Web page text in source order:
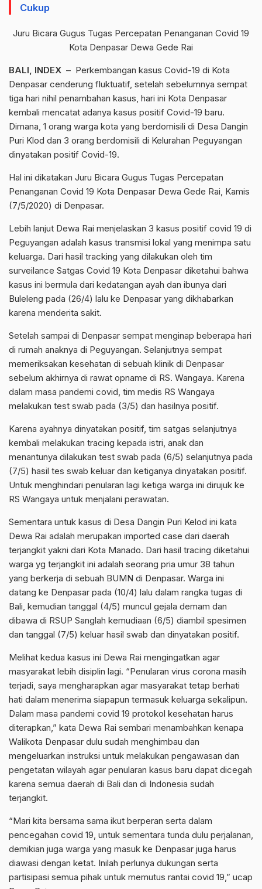
Cukup
Juru Bicara Gugus Tugas Percepatan Penanganan Covid 19
Kota Denpasar Dewa Gede Rai
BALI, INDEX – Perkembangan kasus Covid-19 di Kota
Denpasar cenderung fluktuatif, setelah sebelumnya sempat
tiga hari nihil penambahan kasus, hari ini Kota Denpasar
kembali mencatat adanya kasus positif Covid-19 baru.
Dimana, 1 orang warga kota yang berdomisili di Desa Dangin
Puri Klod dan 3 orang berdomisili di Kelurahan Peguyangan
dinyatakan positif Covid-19.
Hal ini dikatakan Juru Bicara Gugus Tugas Percepatan
Penanganan Covid 19 Kota Denpasar Dewa Gede Rai, Kamis
(7/5/2020) di Denpasar.
Lebih lanjut Dewa Rai menjelaskan 3 kasus positif covid 19 di
Peguyangan adalah kasus transmisi lokal yang menimpa satu
keluarga. Dari hasil tracking yang dilakukan oleh tim
surveilance Satgas Covid 19 Kota Denpasar diketahui bahwa
kasus ini bermula dari kedatangan ayah dan ibunya dari
Buleleng pada (26/4) lalu ke Denpasar yang dikhabarkan
karena menderita sakit.
Setelah sampai di Denpasar sempat menginap beberapa hari
di rumah anaknya di Peguyangan. Selanjutnya sempat
memeriksakan kesehatan di sebuah klinik di Denpasar
sebelum akhirnya di rawat opname di RS. Wangaya. Karena
dalam masa pandemi covid, tim medis RS Wangaya
melakukan test swab pada (3/5) dan hasilnya positif.
Karena ayahnya dinyatakan positif, tim satgas selanjutnya
kembali melakukan tracing kepada istri, anak dan
menantunya dilakukan test swab pada (6/5) selanjutnya pada
(7/5) hasil tes swab keluar dan ketiganya dinyatakan positif.
Untuk menghindari penularan lagi ketiga warga ini dirujuk ke
RS Wangaya untuk menjalani perawatan.
Sementara untuk kasus di Desa Dangin Puri Kelod ini kata
Dewa Rai adalah merupakan imported case dari daerah
terjangkit yakni dari Kota Manado. Dari hasil tracing diketahui
warga yg terjangkit ini adalah seorang pria umur 38 tahun
yang berkerja di sebuah BUMN di Denpasar. Warga ini
datang ke Denpasar pada (10/4) lalu dalam rangka tugas di
Bali, kemudian tanggal (4/5) muncul gejala demam dan
dibawa di RSUP Sanglah kemudiaan (6/5) diambil spesimen
dan tanggal (7/5) keluar hasil swab dan dinyatakan positif.
Melihat kedua kasus ini Dewa Rai mengingatkan agar
masyarakat lebih disiplin lagi. “Penularan virus corona masih
terjadi, saya mengharapkan agar masyarakat tetap berhati
hati dalam menerima siapapun termasuk keluarga sekalipun.
Dalam masa pandemi covid 19 protokol kesehatan harus
diterapkan,” kata Dewa Rai sembari menambahkan kenapa
Walikota Denpasar dulu sudah menghimbau dan
mengeluarkan instruksi untuk melakukan pengawasan dan
pengetatan wilayah agar penularan kasus baru dapat dicegah
karena semua daerah di Bali dan di Indonesia sudah
terjangkit.
“Mari kita bersama sama ikut berperan serta dalam
pencegahan covid 19, untuk sementara tunda dulu perjalanan,
demikian juga warga yang masuk ke Denpasar juga harus
diawasi dengan ketat. Inilah perlunya dukungan serta
partisipasi semua pihak untuk memutus rantai covid 19,” ucap